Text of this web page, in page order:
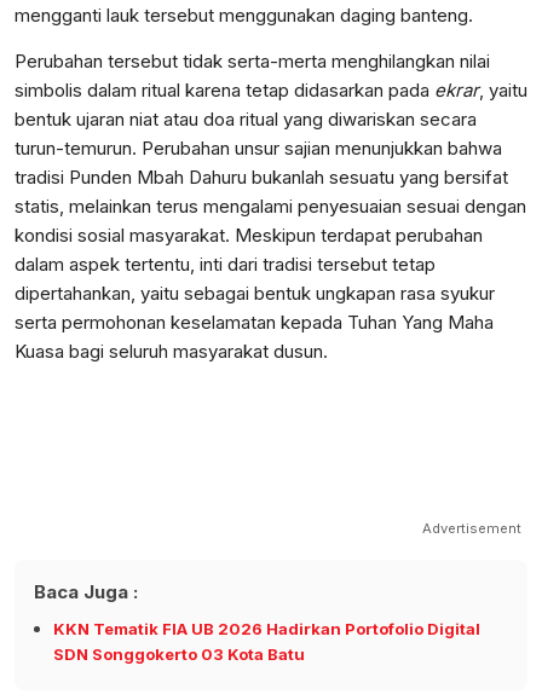
mengganti lauk tersebut menggunakan daging banteng.
Perubahan tersebut tidak serta-merta menghilangkan nilai
simbolis dalam ritual karena tetap didasarkan pada ekrar, yaitu
bentuk ujaran niat atau doa ritual yang diwariskan secara
turun-temurun. Perubahan unsur sajian menunjukkan bahwa
tradisi Punden Mbah Dahuru bukanlah sesuatu yang bersifat
statis, melainkan terus mengalami penyesuaian sesuai dengan
kondisi sosial masyarakat. Meskipun terdapat perubahan
dalam aspek tertentu, inti dari tradisi tersebut tetap
dipertahankan, yaitu sebagai bentuk ungkapan rasa syukur
serta permohonan keselamatan kepada Tuhan Yang Maha
Kuasa bagi seluruh masyarakat dusun.
Advertisement
Baca Juga :
KKN Tematik FIA UB 2026 Hadirkan Portofolio Digital
SDN Songgokerto 03 Kota Batu